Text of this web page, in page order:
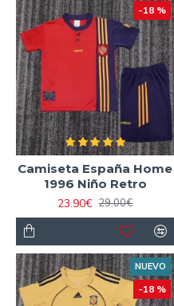
-18 %
Camiseta España Home
1996 Niño Retro
23.90€ 29.00€
NUEVO
-18 %